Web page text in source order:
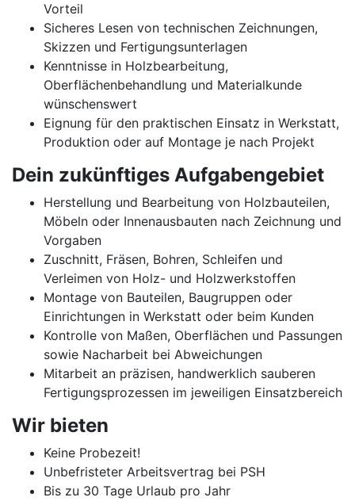
Vorteil
Sicheres Lesen von technischen Zeichnungen,
Skizzen und Fertigungsunterlagen
Kenntnisse in Holzbearbeitung,
Oberflächenbehandlung und Materialkunde
wünschenswert
Eignung für den praktischen Einsatz in Werkstatt,
Produktion oder auf Montage je nach Projekt
Dein zukünftiges Aufgabengebiet
Herstellung und Bearbeitung von Holzbauteilen,
Möbeln oder Innenausbauten nach Zeichnung und
Vorgaben
Zuschnitt, Fräsen, Bohren, Schleifen und
Verleimen von Holz- und Holzwerkstoffen
Montage von Bauteilen, Baugruppen oder
Einrichtungen in Werkstatt oder beim Kunden
Kontrolle von Maßen, Oberflächen und Passungen
sowie Nacharbeit bei Abweichungen
Mitarbeit an präzisen, handwerklich sauberen
Fertigungsprozessen im jeweiligen Einsatzbereich
Wir bieten
Keine Probezeit!
Unbefristeter Arbeitsvertrag bei PSH
Bis zu 30 Tage Urlaub pro Jahr